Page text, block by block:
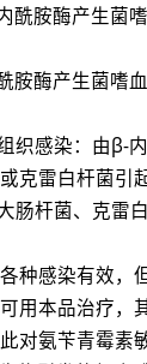
酰胺酶产生菌
胺酶产生菌嗜
织感染：由β-
克雷白杆菌引起
肠杆菌、克雷
种感染有效，
用本品治疗，
对氨苄青霉素